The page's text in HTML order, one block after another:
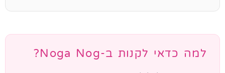
למה כדאי לקנות ב-Noga Nog?